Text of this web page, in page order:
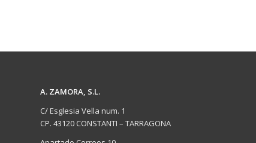
A. ZAMORA, S.L.
C/ Esglesia Vella num. 1
CP. 43120 CONSTANTI – TARRAGONA